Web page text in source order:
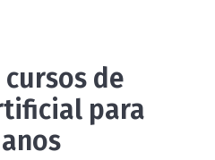
cursos de
para